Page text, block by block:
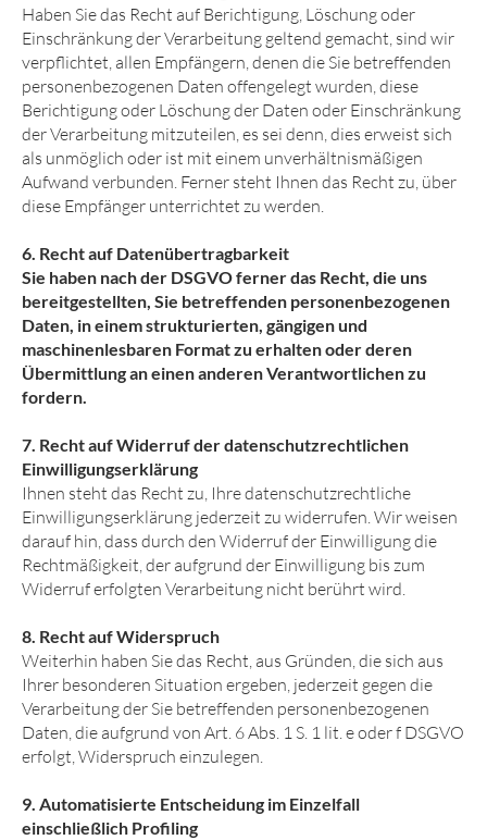
Haben Sie das Recht auf Berichtigung, Löschung oder
Einschränkung der Verarbeitung geltend gemacht, sind wir
verpflichtet, allen Empfängern, denen die Sie betreffenden
personenbezogenen Daten offengelegt wurden, diese
Berichtigung oder Löschung der Daten oder Einschränkung
der Verarbeitung mitzuteilen, es sei denn, dies erweist sich
als unmöglich oder ist mit einem unverhältnismäßigen
Aufwand verbunden. Ferner steht Ihnen das Recht zu, über
diese Empfänger unterrichtet zu werden.
6. Recht auf Datenübertrag­barkeit
Sie haben nach der DSGVO ferner das Recht, die uns
bereitgestellten, Sie betreffenden personenbezogenen
Daten, in einem strukturierten, gängigen und
maschinenlesbaren Format zu erhalten oder deren
Übermittlung an einen anderen Verantwortlichen zu
fordern.
7. Recht auf Widerruf der datenschutzrechtlichen
Einwilligungs­erklärung
Ihnen steht das Recht zu, Ihre datenschutzrechtliche
Einwilligungserklärung jederzeit zu widerrufen. Wir weisen
darauf hin, dass durch den Widerruf der Einwilligung die
Rechtmäßigkeit, der aufgrund der Einwilligung bis zum
Widerruf erfolgten Verarbeitung nicht berührt wird.
8. Recht auf Widerspruch
Weiterhin haben Sie das Recht, aus Gründen, die sich aus
Ihrer besonderen Situation ergeben, jederzeit gegen die
Verarbeitung der Sie betreffenden personenbezogenen
Daten, die aufgrund von Art. 6 Abs. 1 S. 1 lit. e oder f DSGVO
erfolgt, Widerspruch einzulegen.
9. Automatisierte Entscheidung im Einzelfall
einschließlich Profiling